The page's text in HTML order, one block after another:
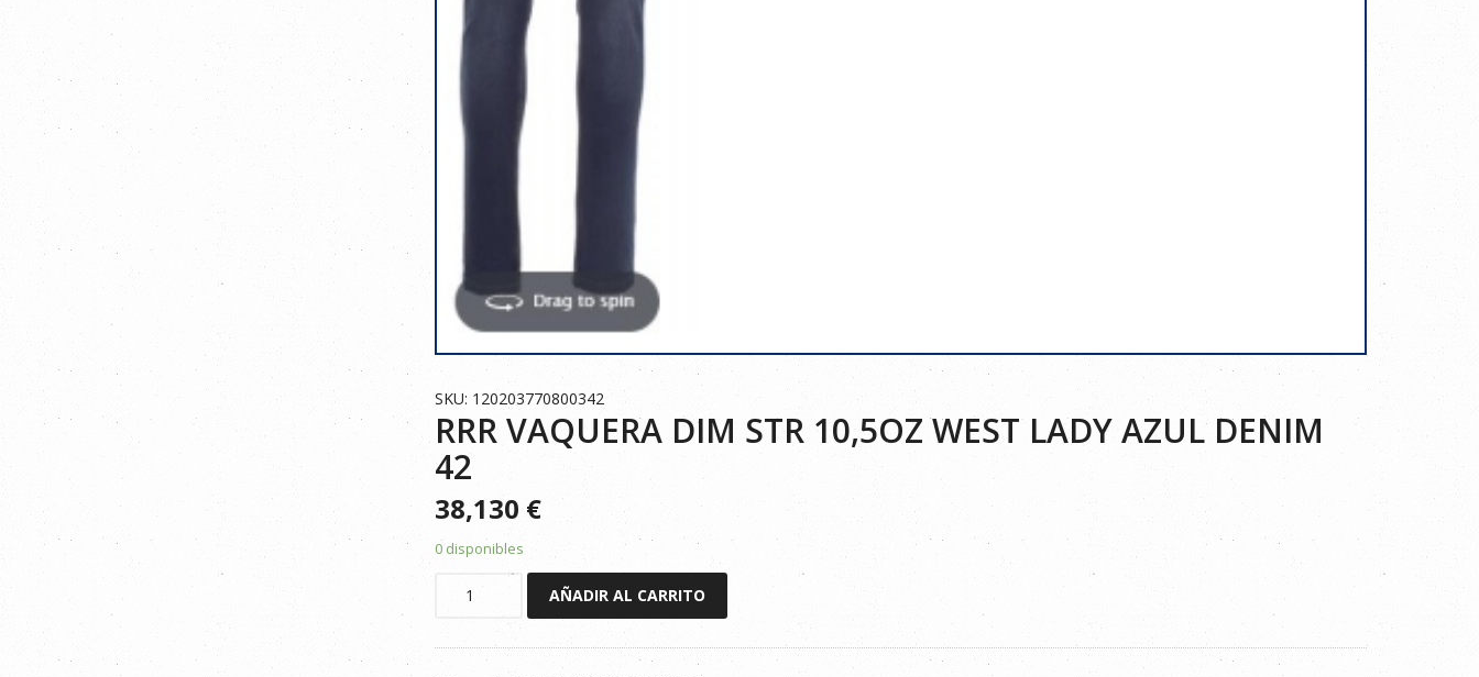
SKU: 120203770800342
RRR VAQUERA DIM STR 10,5OZ WEST LADY AZUL DENIM
42
38,130 €
0 disponibles
DIM
AÑADIR AL CARRITO